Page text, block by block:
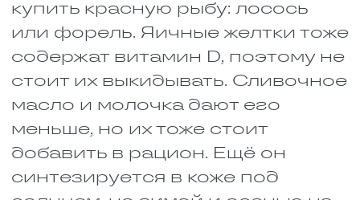
формировать коллагеновые
волокна и поддерживает
кроветворение. Для человека,
который долго лежит, это
особенно важно, потому что
кровь должна активно
Его можно найти в печени,
особенно говяжьей. В дрожжах,
фасоли, чечевице, цитрусовых.